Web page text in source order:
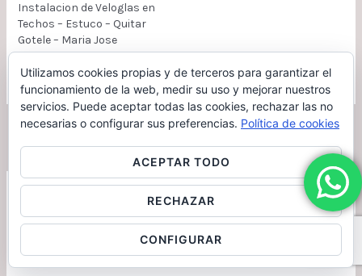
Instalacion de Veloglas en
Techos – Estuco – Quitar
Gotele – Maria Jose
27 junio, 2017
Deja un comentario
Utilizamos cookies propias y de terceros para garantizar el
funcionamiento de la web, medir su uso y mejorar nuestros
servicios. Puede aceptar todas las cookies, rechazar las no
necesarias o configurar sus preferencias. Política de cookies
ACEPTAR TODO
RECHAZAR
CONFIGURAR